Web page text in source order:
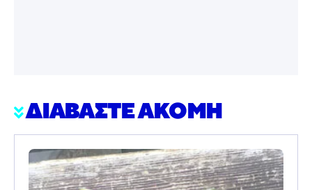
ΔΙΑΒΑΣΤΕ ΑΚΟΜΗ